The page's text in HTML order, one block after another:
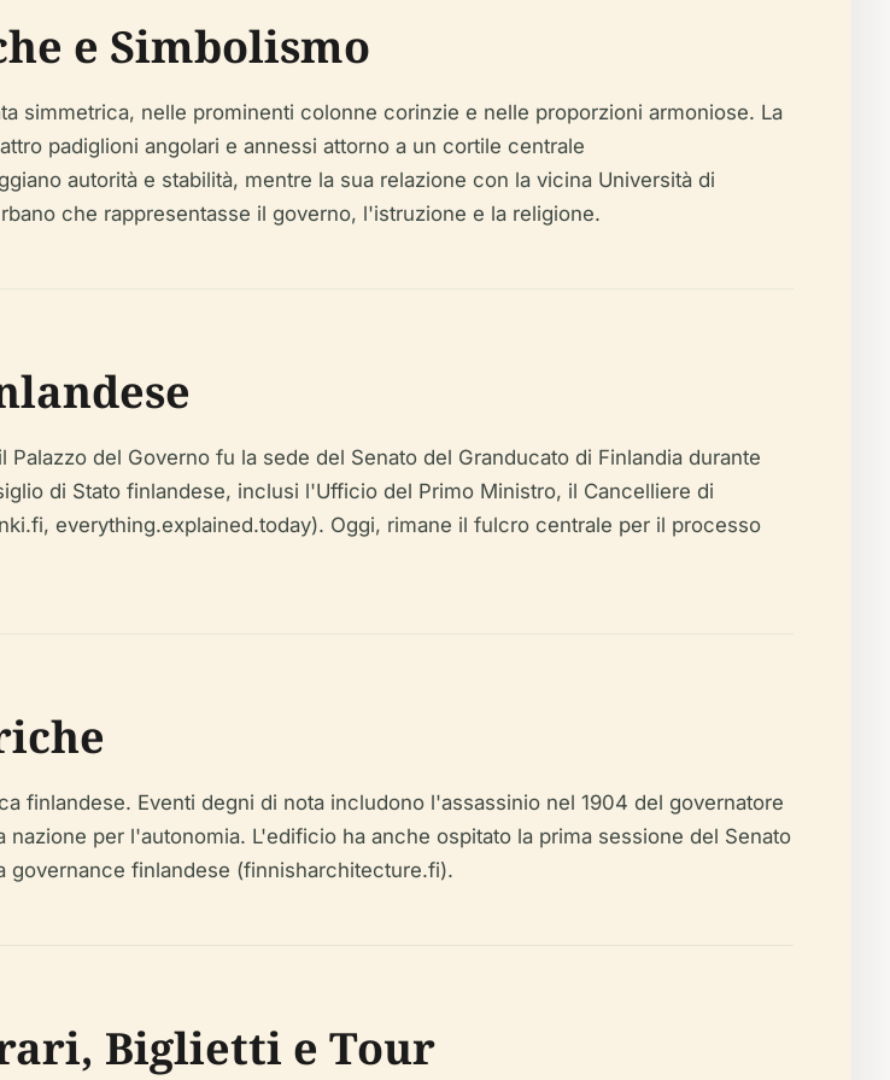
e Simbolismo
simmetrica, nelle prominenti colonne corinzie e nelle proporzioni armoniose. La
padiglioni angolari e annessi attorno a un cortile centrale
autorità e stabilità, mentre la sua relazione con la vicina Università di
che rappresentasse il governo, l'istruzione e la religione.
del Governo fu la sede del Senato del Granducato di Finlandia durante
di Stato finlandese, inclusi l'Ufficio del Primo Ministro, il Cancelliere di
everything.explained.today). Oggi, rimane il fulcro centrale per il processo
finlandese. Eventi degni di nota includono l'assassinio nel 1904 del governatore
per l'autonomia. L'edificio ha anche ospitato la prima sessione del Senato
governance finlandese (finnisharchitecture.fi).
Biglietti e Tour